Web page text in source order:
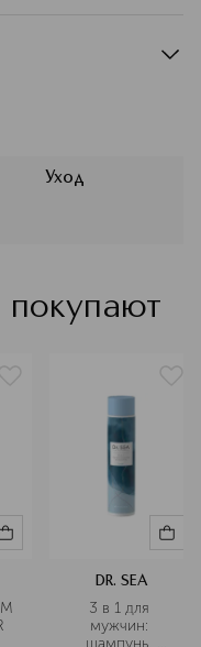
Esters, Hydro- lyzed
мужчин и женщин.
из натуральных
для волос и
цене.
Уход
DR. SEA
3 в 1 для
мужчин:
шампунь,